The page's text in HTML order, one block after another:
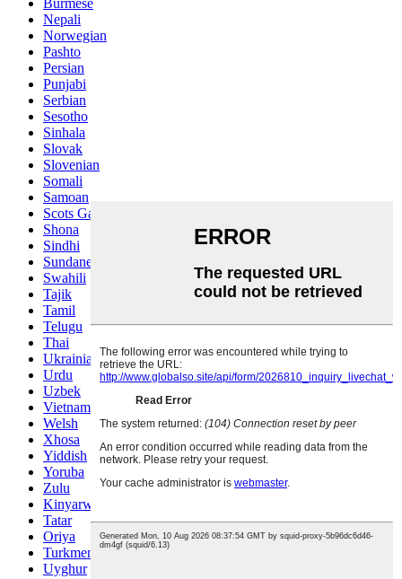
Nepali
Norwegian
Pashto
Persian
Punjabi
Serbian
Sesotho
Sinhala
Slovak
Slovenian
Somali
Samoan
Scots Gaelic
Shona
Sindhi
Sundanese
Swahili
Tajik
Tamil
Telugu
Thai
Ukrainian
Urdu
Uzbek
Vietnamese
Welsh
Xhosa
Yiddish
Yoruba
Zulu
Kinyarwanda
Tatar
Oriya
Turkmen
Uyghur